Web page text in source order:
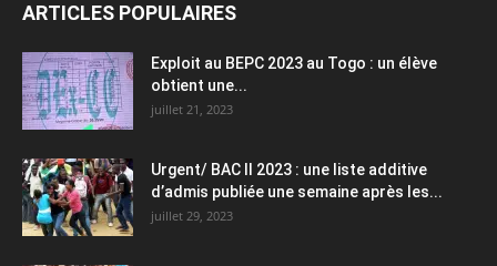
ARTICLES POPULAIRES
Exploit au BEPC 2023 au Togo : un élève
obtient une...
juillet 21, 2023
Urgent/ BAC II 2023 : une liste additive
d’admis publiée une semaine après les...
juillet 29, 2023